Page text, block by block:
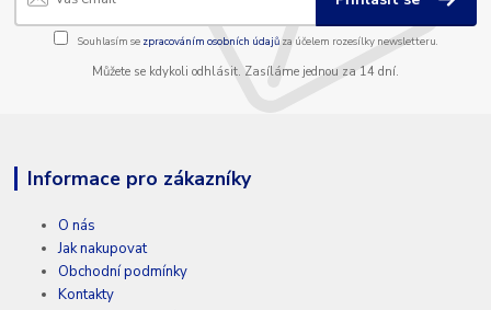
Souhlasím se zpracováním osobních údajůza účelem rozesílky newsletteru.
Můžete se kdykoli odhlásit. Zasíláme jednou za 14 dní.
Informace pro zákazníky
O nás
Jak nakupovat
Obchodní podmínky
Kontakty